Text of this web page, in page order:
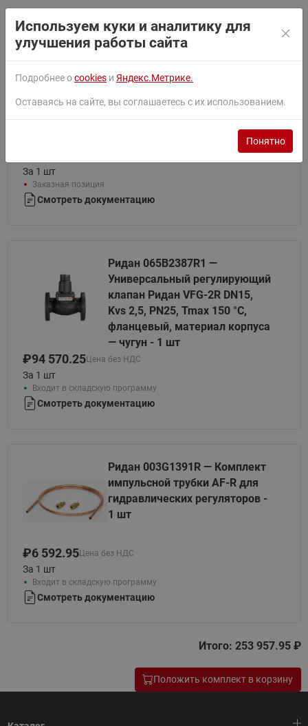
Ридан 003G1004R —
Регулирующий блок "после
диапазоном настройки 0.1-0.7
бар, корпус диафрагмы
За 1 шт
Заказная позиция
Смотреть документацию
Ридан 065B2387R1 —
Универсальный регулирующий
клапан Ридан VFG-2R DN15,
Kvs 2,5, PN25, Tmax 150 °C,
фланцевый, материал корпуса
— чугун - 1 шт
₽94 570.25Цена без НДС
За 1 шт
Входит в складскую программу
Смотреть документацию
Ридан 003G1391R — Комплект
импульсной трубки AF-R для
гидравлических регуляторов -
1 шт
₽6 592.95Цена без НДС
За 1 шт
Входит в складскую программу
Смотреть документацию
Итого: 253 957.95 ₽
Положить комплект в корзину
Используем куки и аналитику для
улучшения работы сайта
Подробнее оcookies и Яндекс.Метрике.
Оставаясь на сайте, вы соглашаетесь с их использованием.
Понятно